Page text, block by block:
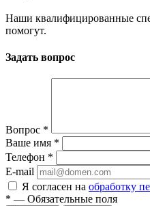
Наши квалифицированные
помогут.
Задать вопрос
Вопрос *
Ваше имя *
Телефон *
E-mail
Я согласен на обработку
* — Обязательные поля